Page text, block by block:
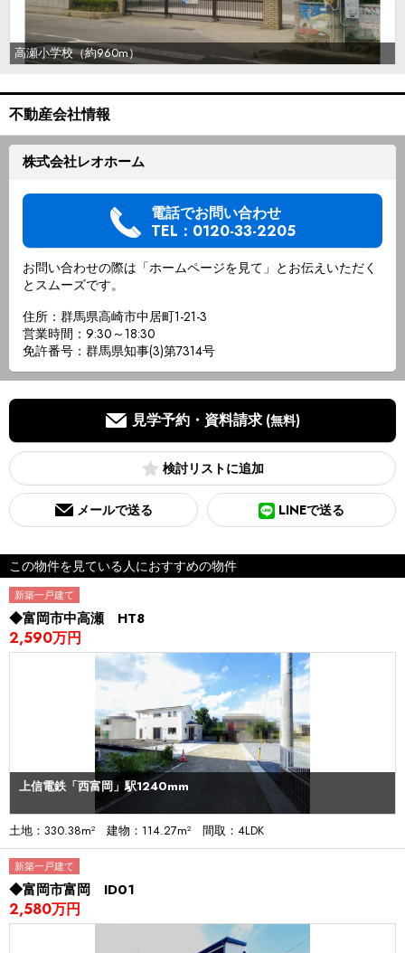
高瀬小学校（約960m）
不動産会社情報
株式会社レオホーム
電話でお問い合わせ
TEL：0120-33-2205
お問い合わせの際は「ホームページを見て」とお伝えいただく
とスムーズです。
住所：群馬県高崎市中居町1-21-3
営業時間：9:30～18:30
免許番号：群馬県知事(3)第7314号
見学予約・資料請求 (無料)
検討リスト
メールで送る LINEで送る
この物件を見ている人におすすめの物件
新築一戸建て
◆富岡市中高瀬 HT8
2,590万円
上信電鉄「西富岡」駅1240mm
土地：330.38m² 建物：114.27m² 間取：4LDK
新築一戸建て
◆富岡市富岡 ID01
2,580万円